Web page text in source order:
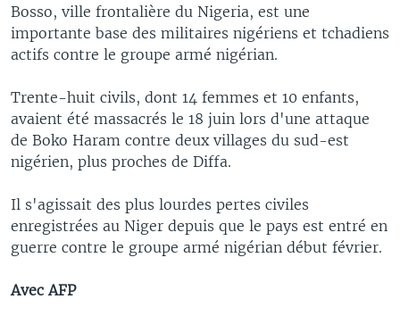
Bosso, ville frontalière du Nigeria, est une
importante base des militaires nigériens et tchadiens
actifs contre le groupe armé nigérian.
Trente-huit civils, dont 14 femmes et 10 enfants,
avaient été massacrés le 18 juin lors d'une attaque
de Boko Haram contre deux villages du sud-est
nigérien, plus proches de Diffa.
Il s'agissait des plus lourdes pertes civiles
enregistrées au Niger depuis que le pays est entré en
guerre contre le groupe armé nigérian début février.
Avec AFP